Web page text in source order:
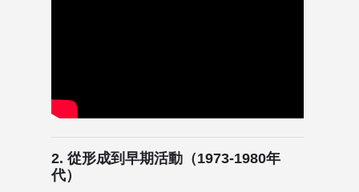
2. 從形成到早期活動（1973-1980年
代）